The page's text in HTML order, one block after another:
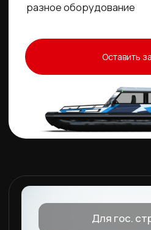
Сделайте свой выбор